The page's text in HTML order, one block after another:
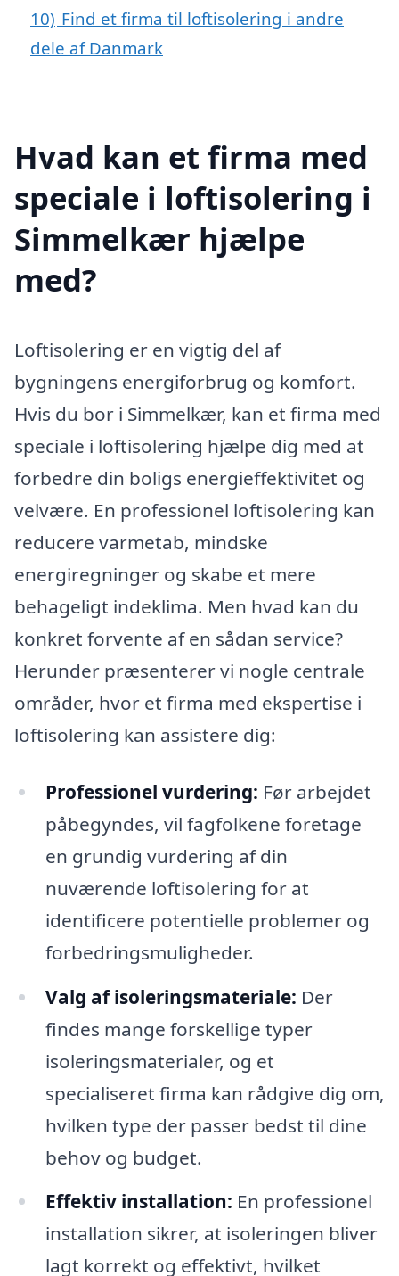
10) Find et firma til loftisolering i andre
dele af Danmark
Hvad kan et firma med
speciale i loftisolering i
Simmelkær hjælpe
med?
Loftisolering er en vigtig del af
bygningens energiforbrug og komfort.
Hvis du bor i Simmelkær, kan et firma med
speciale i loftisolering hjælpe dig med at
forbedre din boligs energieffektivitet og
velvære. En professionel loftisolering kan
reducere varmetab, mindske
energiregninger og skabe et mere
behageligt indeklima. Men hvad kan du
konkret forvente af en sådan service?
Herunder præsenterer vi nogle centrale
områder, hvor et firma med ekspertise i
loftisolering kan assistere dig:
Professionel vurdering: Før arbejdet
påbegyndes, vil fagfolkene foretage
en grundig vurdering af din
nuværende loftisolering for at
identificere potentielle problemer og
forbedringsmuligheder.
Valg af isoleringsmateriale: Der
findes mange forskellige typer
isoleringsmaterialer, og et
specialiseret firma kan rådgive dig om,
hvilken type der passer bedst til dine
behov og budget.
Effektiv installation: En professionel
installation sikrer, at isoleringen bliver
lagt korrekt og effektivt, hvilket